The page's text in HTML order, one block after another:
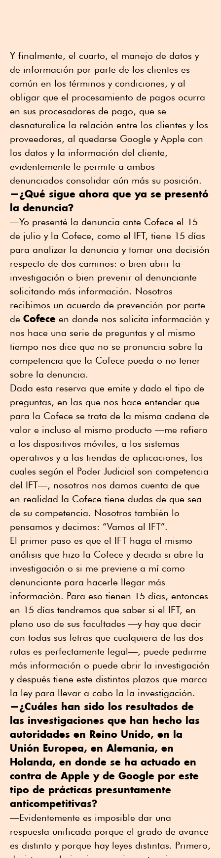
Y finalmente, el cuarto, el manejo de datos y
de información por parte de los clientes es
común en los términos y condiciones, y al
obligar que el procesamiento de pagos ocurra
en sus procesadores de pago, que se
desnaturalice la relación entre los clientes y los
proveedores, al quedarse Google y Apple con
los datos y la información del cliente,
evidentemente le permite a ambos
denunciados consolidar aún más su posición.
—¿Qué sigue ahora que ya se presentó
la denuncia?
—Yo presenté la denuncia ante Cofece el 15
de julio y la Cofece, como el IFT, tiene 15 días
para analizar la denuncia y tomar una decisión
respecto de dos caminos: o bien abrir la
investigación o bien prevenir al denunciante
solicitando más información. Nosotros
recibimos un acuerdo de prevención por parte
de Cofece en donde nos solicita información y
nos hace una serie de preguntas y al mismo
tiempo nos dice que no se pronuncia sobre la
competencia que la Cofece pueda o no tener
sobre la denuncia.
Dada esta reserva que emite y dado el tipo de
preguntas, en las que nos hace entender que
para la Cofece se trata de la misma cadena de
valor e incluso el mismo producto —me refiero
a los dispositivos móviles, a los sistemas
operativos y a las tiendas de aplicaciones, los
cuales según el Poder Judicial son competencia
del IFT—, nosotros nos damos cuenta de que
en realidad la Cofece tiene dudas de que sea
de su competencia. Nosotros también lo
pensamos y decimos: “Vamos al IFT”.
El primer paso es que el IFT haga el mismo
análisis que hizo la Cofece y decida si abre la
investigación o si me previene a mí como
denunciante para hacerle llegar más
información. Para eso tienen 15 días, entonces
en 15 días tendremos que saber si el IFT, en
pleno uso de sus facultades —y hay que decir
con todas sus letras que cualquiera de las dos
rutas es perfectamente legal—, puede pedirme
más información o puede abrir la investigación
y después tiene este distintos plazos que marca
la ley para llevar a cabo la la investigación.
—¿Cuáles han sido los resultados de
las investigaciones que han hecho las
autoridades en Reino Unido, en la
Unión Europea, en Alemania, en
Holanda, en donde se ha actuado en
contra de Apple y de Google por este
tipo de prácticas presuntamente
anticompetitivas?
—Evidentemente es imposible dar una
respuesta unificada porque el grado de avance
es distinto y porque hay leyes distintas. Primero,